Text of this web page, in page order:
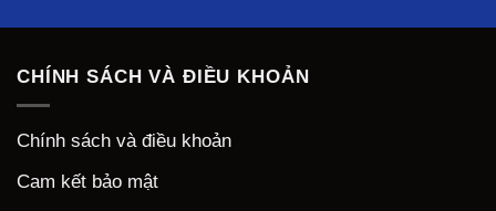
CHÍNH SÁCH VÀ ĐIỀU KHOẢN
Chính sách và điều khoản
Cam kết bảo mật